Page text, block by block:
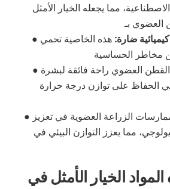
مما يجعله الخيار الأمثل
●
ضارة: هذه الخاصية تحمي
● العضوي راحة فائقة لبشرة
الحفاظ على توازن درجة حرارة
● الزراعة العضوية في تعزيز
مما يعزز التوازن البيئي في
المواد الخيار الأمثل في